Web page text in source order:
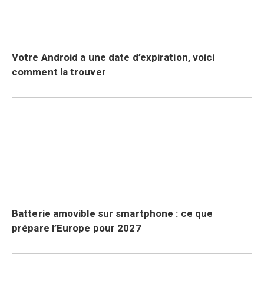
Votre Android a une date d’expiration, voici
comment la trouver
Batterie amovible sur smartphone : ce que
prépare l’Europe pour 2027